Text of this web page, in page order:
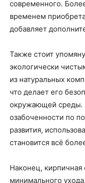
современного.
временем
добавляет
Также стоит
экологически
из натуральных
что делает его
окружающей среды.
озабоченности по
развития,
становится всё
Наконец, кирпичная
минимального